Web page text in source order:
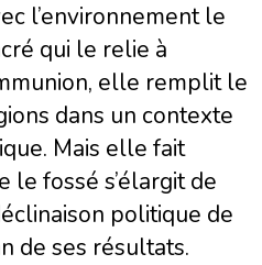
l’environnement le
qui le relie à
elle remplit le
dans un contexte
Mais elle fait
le fossé s’élargit de
politique de
de ses résultats.